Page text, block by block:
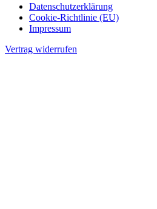
Datenschutzerklärung
Cookie-Richtlinie (EU)
Impressum
Vertrag widerrufen